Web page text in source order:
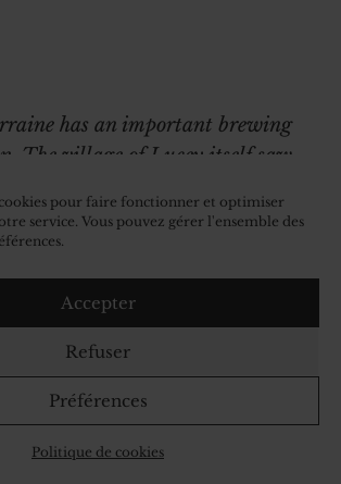
pour faire fonctionner et optimiser
service. Vous pouvez gérer l'ensemble des
Accepter
Refuser
Préférences
Politique de cookies
has an important brewing
The village of Lucey itself saw
century. With Lapinouze beers,
original recipes using local
ingredients.
Découvrir